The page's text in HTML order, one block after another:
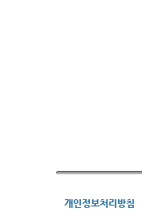
개인정보처리방침